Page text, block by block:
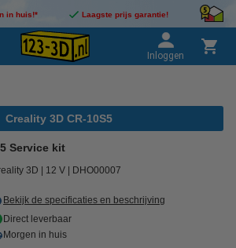
in huis!* Laagste prijs garantie!
Inloggen
Creality 3D CR-10S5
Service kit
3D 12 V DHO00007
Bekijk de specificaties en beschrijving
Direct leverbaar
Morgen in huis